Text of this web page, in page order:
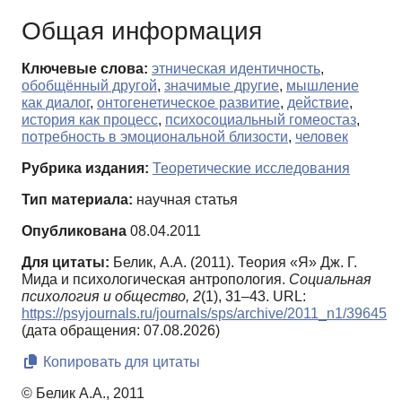
Общая информация
Ключевые слова: этническая идентичность,
обобщённый другой, значимые другие, мышление
как диалог, онтогенетическое развитие, действие,
история как процесс, психосоциальный гомеостаз,
потребность в эмоциональной близости, человек
Рубрика издания: Теоретические исследования
Тип материала: научная статья
Опубликована 08.04.2011
Для цитаты: Белик, А.А. (2011). Теория «Я» Дж. Г.
Мида и психологическая антропология. Социальная
психология и общество, 2(1), 31–43. URL:
https://psyjournals.ru/journals/sps/archive/2011_n1/39645
(дата обращения: 07.08.2026)
Копировать для цитаты
© Белик А.А., 2011